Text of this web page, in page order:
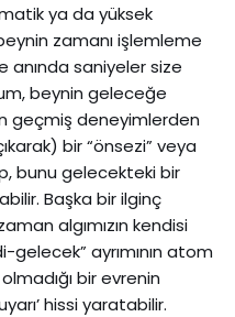
ya da yüksek
zamanı işlemleme
anında saniyeler size
beynin geleceğe
geçmiş deneyimlerden
bir “önsezi” veya
bunu gelecekteki bir
Başka bir ilginç
algımızın kendisi
ayrımının atom
bir evrenin
hissi yaratabilir.